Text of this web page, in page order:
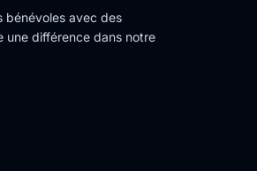
bénévoles avec des
une différence dans notre